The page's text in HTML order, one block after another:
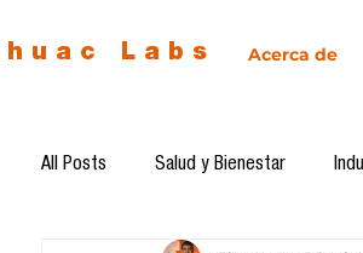
Labs Acerca de
All Posts Salud y Bienestar